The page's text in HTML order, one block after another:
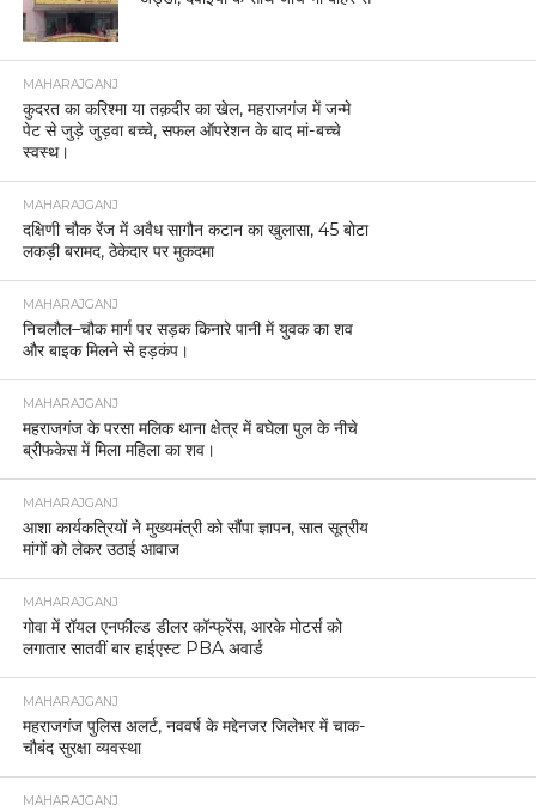
MAHARAJGANJ
कुदरत का करिश्मा या तक़दीर का खेल, महराजगंज में जन्मे
पेट से जुड़े जुड़वा बच्चे, सफल ऑपरेशन के बाद मां-बच्चे
स्वस्थ।
MAHARAJGANJ
दक्षिणी चौक रेंज में अवैध सागौन कटान का खुलासा, 45 बोटा
लकड़ी बरामद, ठेकेदार पर मुकदमा
MAHARAJGANJ
निचलौल–चौक मार्ग पर सड़क किनारे पानी में युवक का शव
और बाइक मिलने से हड़कंप।
MAHARAJGANJ
महराजगंज के परसा मलिक थाना क्षेत्र में बघेला पुल के नीचे
ब्रीफकेस में मिला महिला का शव।
MAHARAJGANJ
आशा कार्यकत्रियों ने मुख्यमंत्री को सौंपा ज्ञापन, सात सूत्रीय
मांगों को लेकर उठाई आवाज
MAHARAJGANJ
गोवा में रॉयल एनफील्ड डीलर कॉन्फ्रेंस, आरके मोटर्स को
लगातार सातवीं बार हाईएस्ट PBA अवार्ड
MAHARAJGANJ
महराजगंज पुलिस अलर्ट, नववर्ष के मद्देनजर जिलेभर में चाक-
चौबंद सुरक्षा व्यवस्था
MAHARAJGANJ